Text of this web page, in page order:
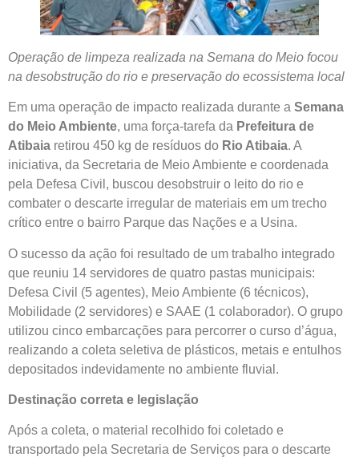
Operação de limpeza realizada na Semana do Meio focou
na desobstrução do rio e preservação do ecossistema local
Em uma operação de impacto realizada durante a Semana
do Meio Ambiente, uma força-tarefa da Prefeitura de
Atibaia retirou 450 kg de resíduos do Rio Atibaia. A
iniciativa, da Secretaria de Meio Ambiente e coordenada
pela Defesa Civil, buscou desobstruir o leito do rio e
combater o descarte irregular de materiais em um trecho
crítico entre o bairro Parque das Nações e a Usina.
O sucesso da ação foi resultado de um trabalho integrado
que reuniu 14 servidores de quatro pastas municipais:
Defesa Civil (5 agentes), Meio Ambiente (6 técnicos),
Mobilidade (2 servidores) e SAAE (1 colaborador). O grupo
utilizou cinco embarcações para percorrer o curso d’água,
realizando a coleta seletiva de plásticos, metais e entulhos
depositados indevidamente no ambiente fluvial.
Destinação correta e legislação
Após a coleta, o material recolhido foi coletado e
transportado pela Secretaria de Serviços para o descarte